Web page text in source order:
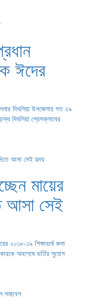
ঈদের
দিঘলিয়া উপজেলায় গত ২৯
দিঘলিয়া প্রেসক্লাবের
মায়ের
আসা সেই
২০১৮-১৯ শিক্ষাবর্ষে কলা
অবশেষে ভর্তির সুযোগ